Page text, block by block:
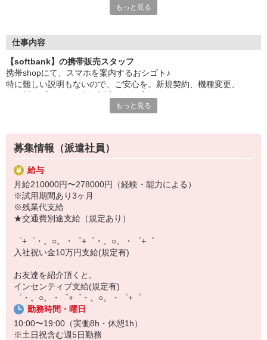
でも心配ご無用！
お互いに教え合ったり、フォローしあったりする
和気あいあいとした人間関係がある店舗ばかり！
皆で一緒にステップアップしましょう♪
【選べるお仕事いろいろ】
▼オフィスワーク
事務、経理、データ入力、コールセンター、受付
▼工場・製造・軽作業系
機械/食品製造・梱包・仕分け・加工・組立・検査
▼美容系
眉毛サロンのアイブロウ・ネイリスト・エステ
▼営業・販売
法人営業・アパレル販売・個別指導塾・人材紹介
▼人気案件も多数♪
短期・期間限定・オープニング・官公庁案件
上場/優良/大手企業など
【スマホ面接実施中】
￣￣￣￣￣￣￣￣￣
自宅に居ながらスマホでカンタン面接OK！
オンライン面談なのでスピード対応。
もっと見る
仕事内容
【softbank】の携帯販売スタッフ
携帯shopにて、スマホを案内するおシゴト♪
特に難しい説明もないので、ご安心を。新規契約、機種変更、
満足度◎
■携帯やインターネット販売業務
docomo(ドコモ)/au(エーユー)・KDDI/softbank(ソフトバンク)など
の大手キャリアから
ワイモバイル(Y!mobille)、楽天モバイル、UQなど格安スマホまで幅
広く紹介可能♪
人気のApple（アップル）店舗もございます！
もっと見る
募集情報（派遣社員）
給与
月給210000円〜278000円（経験・能力による）
※試用期間あり3ヶ月
※残業代支給
★交通費別途支給（規定あり）
゜+゜・。○。・゜+゜・。○。・゜+゜
入社祝い金10万円支給(規定有)
お友達を紹介頂くと,
インセンティブ支給(規定有)
゜・。○。・゜+゜・。○。・゜+゜
勤務時間・曜日
10:00〜19:00（実働8h・休憩1h）
※土日祝含む週5日勤務